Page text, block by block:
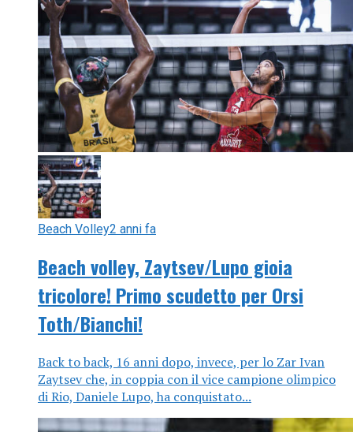
Beach Volley2 anni fa
Beach volley, Zaytsev/Lupo gioia
tricolore! Primo scudetto per Orsi
Toth/Bianchi!
Back to back, 16 anni dopo, invece, per lo Zar Ivan
Zaytsev che, in coppia con il vice campione olimpico
di Rio, Daniele Lupo, ha conquistato...